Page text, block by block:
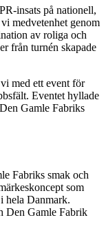
insats på nationell,
medvetenhet genom
av roliga och
från turnén skapade
med ett event för
Eventet hyllade
Gamle Fabriks
Fabriks smak och
som
hela Danmark.
Den Gamle Fabrik